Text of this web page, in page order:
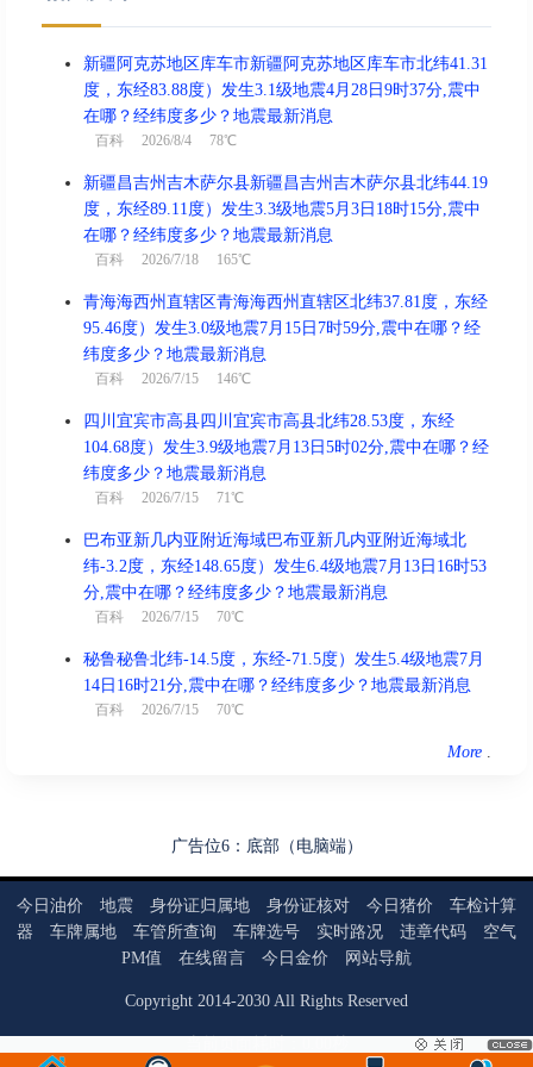
新疆阿克苏地区库车市新疆阿克苏地区库车市北纬41.31
度，东经83.88度）发生3.1级地震4月28日9时37分,震中
在哪？经纬度多少？地震最新消息
百科 2026/8/4 78℃
新疆昌吉州吉木萨尔县新疆昌吉州吉木萨尔县北纬44.19
度，东经89.11度）发生3.3级地震5月3日18时15分,震中
在哪？经纬度多少？地震最新消息
百科 2026/7/18 165℃
青海海西州直辖区青海海西州直辖区北纬37.81度，东经
95.46度）发生3.0级地震7月15日7时59分,震中在哪？经
纬度多少？地震最新消息
百科 2026/7/15 146℃
四川宜宾市高县四川宜宾市高县北纬28.53度，东经
104.68度）发生3.9级地震7月13日5时02分,震中在哪？经
纬度多少？地震最新消息
百科 2026/7/15 71℃
巴布亚新几内亚附近海域巴布亚新几内亚附近海域北
纬-3.2度，东经148.65度）发生6.4级地震7月13日16时53
分,震中在哪？经纬度多少？地震最新消息
百科 2026/7/15 70℃
秘鲁秘鲁北纬-14.5度，东经-71.5度）发生5.4级地震7月
14日16时21分,震中在哪？经纬度多少？地震最新消息
百科 2026/7/15 70℃
More
广告位6：底部（电脑端）
今日油价 地震 身份证归属地 身份证核对 今日猪价
车检计算
器
车牌属地 车管所查询 车牌选号 实时路况 违章代码
空气
PM值
在线留言 今日金价 网站导航
Copyright 2014-2030 All Rights Reserved